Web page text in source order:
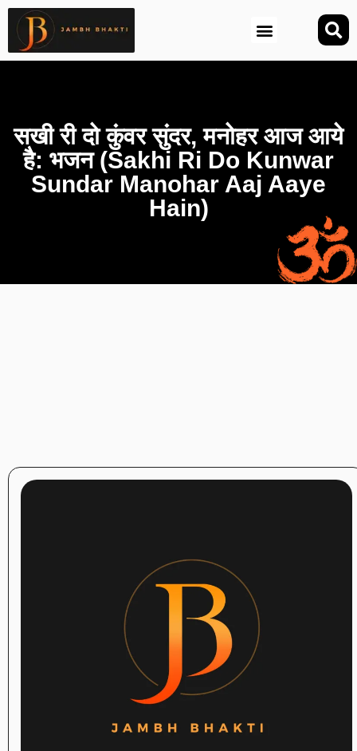
सखी री दो कुंवर सुंदर, मनोहर आज आये
है: भजन (Sakhi Ri Do Kunwar
Sundar Manohar Aaj Aaye
Hain)